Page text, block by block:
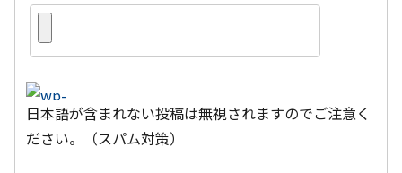
日本語が含まれない投稿は無視されますのでご注意く
ださい。（スパム対策）